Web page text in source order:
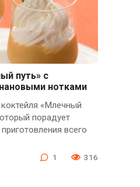
путь» с
нотками
«Млечный
порадует
всего
1 316